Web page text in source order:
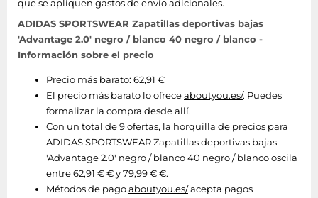
que se apliquen gastos de envío adicionales.
ADIDAS SPORTSWEAR Zapatillas deportivas bajas
'Advantage 2.0' negro / blanco 40 negro / blanco -
Información sobre el precio
Precio más barato: 62,91 €
El precio más barato lo ofreceaboutyou.es/. Puedes
formalizar la compra desde allí.
Con un total de 9 ofertas, la horquilla de precios para
ADIDAS SPORTSWEAR Zapatillas deportivas bajas
'Advantage 2.0' negro / blanco 40 negro / blanco oscila
entre 62,91 € € y 79,99 € €.
Métodos de pagoaboutyou.es/acepta pagos